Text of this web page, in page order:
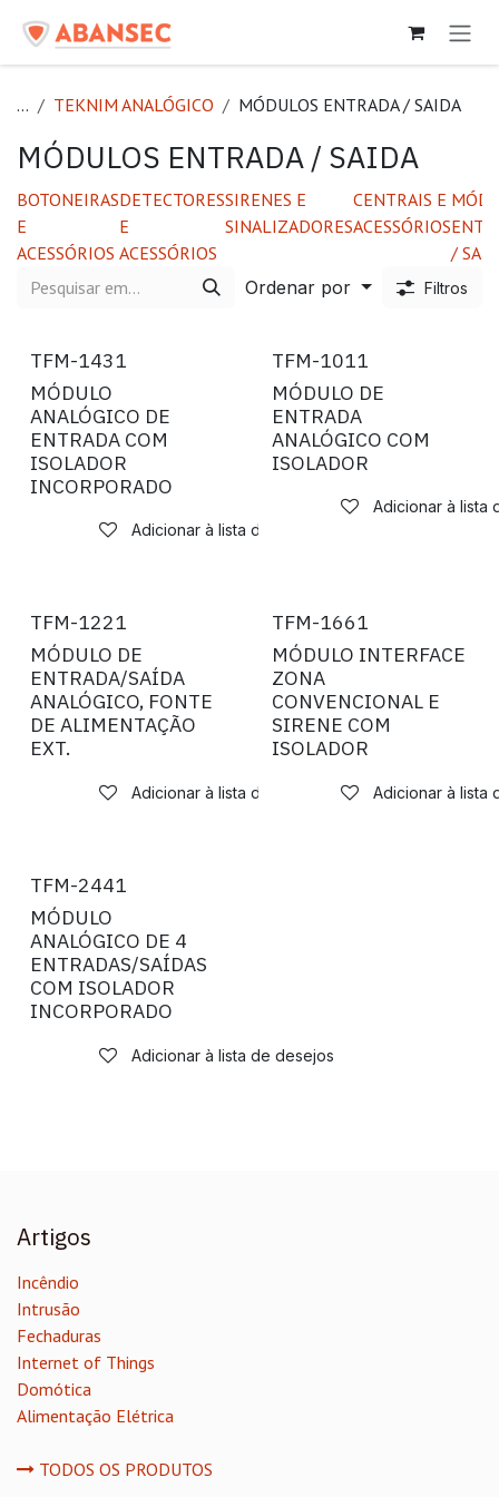
... TEKNIM ANALÓGICO MÓDULOS ENTRADA / SAIDA
MÓDULOS ENTRADA / SAIDA
BOTONEIRAS
E
ACESSÓRIOS
DETECTORES
E
ACESSÓRIOS
SIRENES E
SINALIZADORES
CENTRAIS E
ACESSÓRIOS
/
Ordenar por
Filtros
TFM-1431
MÓDULO
ANALÓGICO DE
ENTRADA COM
ISOLADOR
INCORPORADO
Adicionar à lista de desejos
TFM-1011
MÓDULO DE
ENTRADA
ANALÓGICO COM
ISOLADOR
Adicionar à lista
TFM-1221
MÓDULO DE
ENTRADA/SAÍDA
ANALÓGICO, FONTE
DE ALIMENTAÇÃO
EXT.
Adicionar à lista de desejos
TFM-1661
MÓDULO INTERFACE
ZONA
CONVENCIONAL E
SIRENE COM
ISOLADOR
Adicionar à lista
Novo!
TFM-2441
MÓDULO
ANALÓGICO DE 4
ENTRADAS/SAÍDAS
COM ISOLADOR
INCORPORADO
Adicionar à lista de desejos
Artigos
Incêndio
Intrusão
Fechaduras
Internet of Things
Domótica
Alimentação Elétrica
TODOS OS PRODUTOS